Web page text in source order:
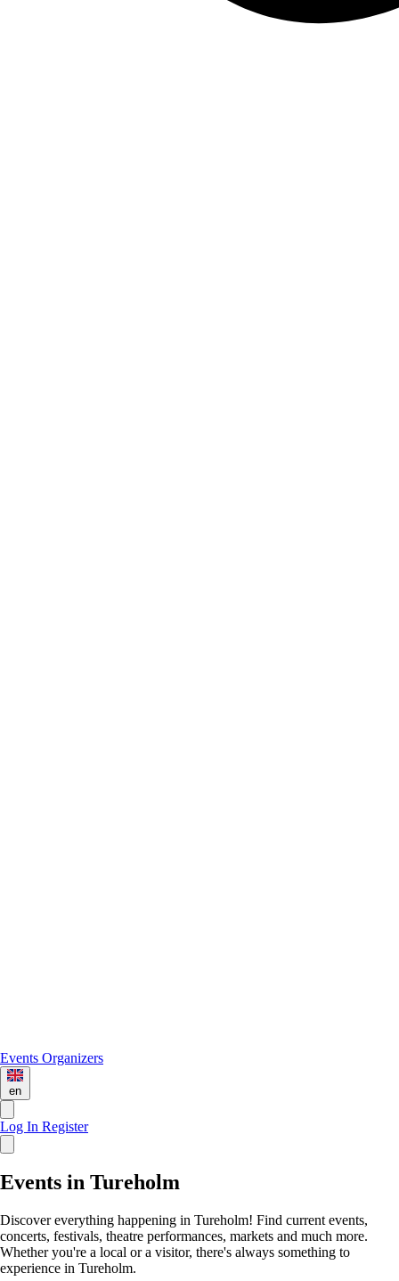
Events Organizers
en
Log In Register
Events in Tureholm
Discover everything happening in Tureholm! Find current events,
concerts, festivals, theatre performances, markets and much more.
Whether you're a local or a visitor, there's always something to
experience in Tureholm.